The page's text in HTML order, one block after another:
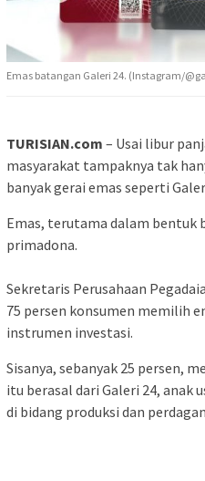
Emas batangan Galeri 24. (Instagram/
TURISIAN.com – Usai libur
masyarakat tampaknya tak
banyak gerai emas seperti
Emas, terutama dalam bentuk
primadona.